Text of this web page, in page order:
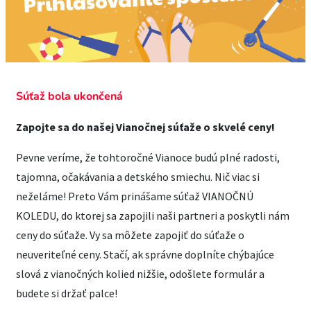
Súťaž bola ukončená
Zapojte sa do našej Vianočnej súťaže o skvelé ceny!
Pevne veríme, že tohtoročné Vianoce budú plné radosti,
tajomna, očakávania a detského smiechu. Nič viac si
neželáme! Preto Vám prinášame súťaž VIANOČNÚ
KOLEDU, do ktorej sa zapojili naši partneri a poskytli nám
ceny do súťaže. Vy sa môžete zapojiť do súťaže o
neuveriteľné ceny. Stačí, ak správne doplníte chýbajúce
slová z vianočných kolied nižšie, odošlete formulár a
budete si držať palce!